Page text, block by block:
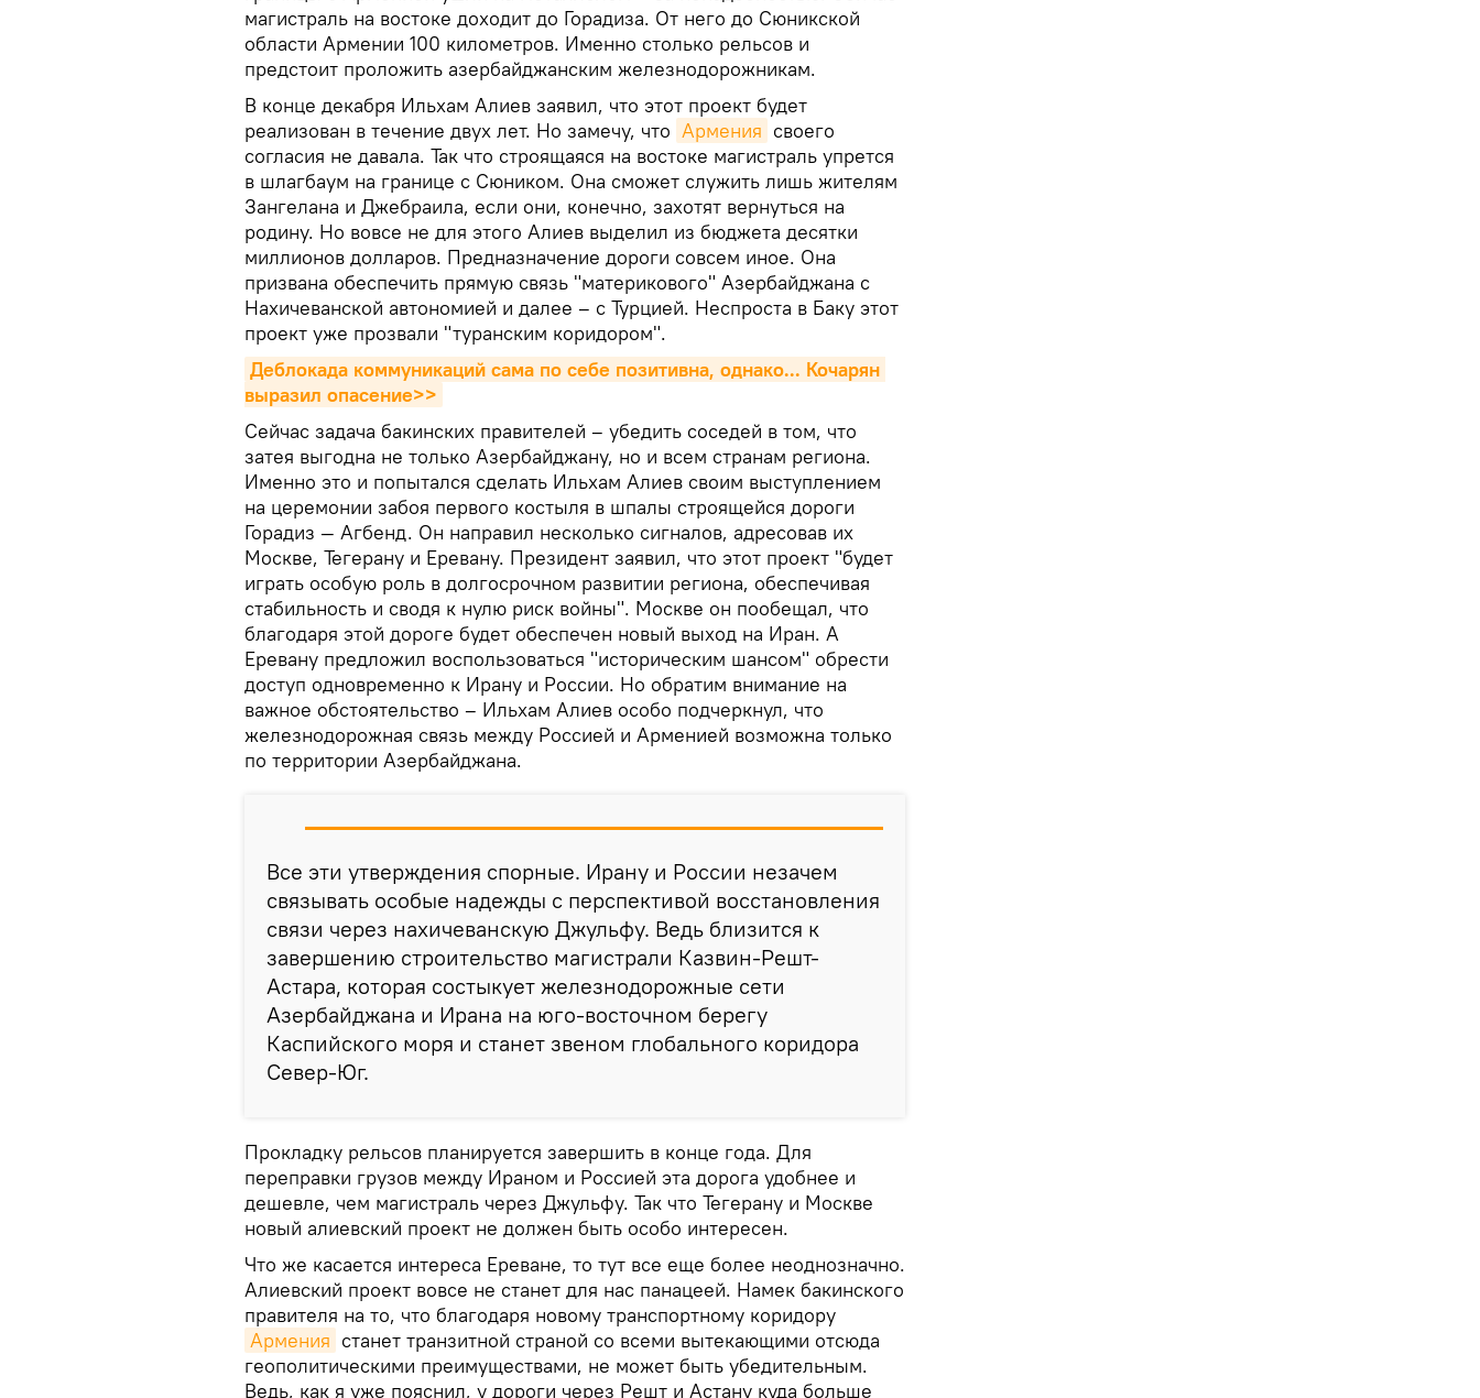
магистраль на востоке доходит до Горадиза. От него до Сюникской
области Армении 100 километров. Именно столько рельсов и
предстоит проложить азербайджанским железнодорожникам.
В конце декабря Ильхам Алиев заявил, что этот проект будет
реализован в течение двух лет. Но замечу, что Армения своего
согласия не давала. Так что строящаяся на востоке магистраль упрется
в шлагбаум на границе с Сюником. Она сможет служить лишь жителям
Зангелана и Джебраила, если они, конечно, захотят вернуться на
родину. Но вовсе не для этого Алиев выделил из бюджета десятки
миллионов долларов. Предназначение дороги совсем иное. Она
призвана обеспечить прямую связь "материкового" Азербайджана с
Нахичеванской автономией и далее – с Турцией. Неспроста в Баку этот
проект уже прозвали "туранским коридором".
Деблокада коммуникаций сама по себе позитивна, однако... Кочарян
выразил опасение>>
Сейчас задача бакинских правителей – убедить соседей в том, что
затея выгодна не только Азербайджану, но и всем странам региона.
Именно это и попытался сделать Ильхам Алиев своим выступлением
на церемонии забоя первого костыля в шпалы строящейся дороги
Горадиз — Агбенд. Он направил несколько сигналов, адресовав их
Москве, Тегерану и Еревану. Президент заявил, что этот проект "будет
играть особую роль в долгосрочном развитии региона, обеспечивая
стабильность и сводя к нулю риск войны". Москве он пообещал, что
благодаря этой дороге будет обеспечен новый выход на Иран. А
Еревану предложил воспользоваться "историческим шансом" обрести
доступ одновременно к Ирану и России. Но обратим внимание на
важное обстоятельство – Ильхам Алиев особо подчеркнул, что
железнодорожная связь между Россией и Арменией возможна только
по территории Азербайджана.
Все эти утверждения спорные. Ирану и России незачем
связывать особые надежды с перспективой восстановления
связи через нахичеванскую Джульфу. Ведь близится к
завершению строительство магистрали Казвин-Решт-
Астара, которая состыкует железнодорожные сети
Азербайджана и Ирана на юго-восточном берегу
Каспийского моря и станет звеном глобального коридора
Север-Юг.
Прокладку рельсов планируется завершить в конце года. Для
переправки грузов между Ираном и Россией эта дорога удобнее и
дешевле, чем магистраль через Джульфу. Так что Тегерану и Москве
новый алиевский проект не должен быть особо интересен.
Что же касается интереса Ереване, то тут все еще более неоднозначно.
Алиевский проект вовсе не станет для нас панацеей. Намек бакинского
правителя на то, что благодаря новому транспортному коридору
Армения станет транзитной страной со всеми вытекающими отсюда
геополитическими преимуществами, не может быть убедительным.
Ведь, как я уже пояснил, у дороги через Решт и Астану куда больше